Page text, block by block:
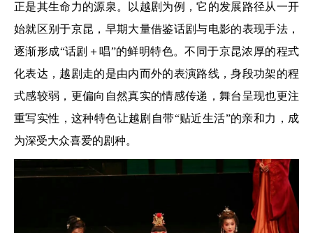
正是其生命力的源泉。以越剧为例，它的发展路径从一开
始就区别于京昆，早期大量借鉴话剧与电影的表现手法，
逐渐形成“话剧＋唱”的鲜明特色。不同于京昆浓厚的程式
化表达，越剧走的是由内而外的表演路线，身段功架的程
式感较弱，更偏向自然真实的情感传递，舞台呈现也更注
重写实性，这种特色让越剧自带“贴近生活”的亲和力，成
为深受大众喜爱的剧种。